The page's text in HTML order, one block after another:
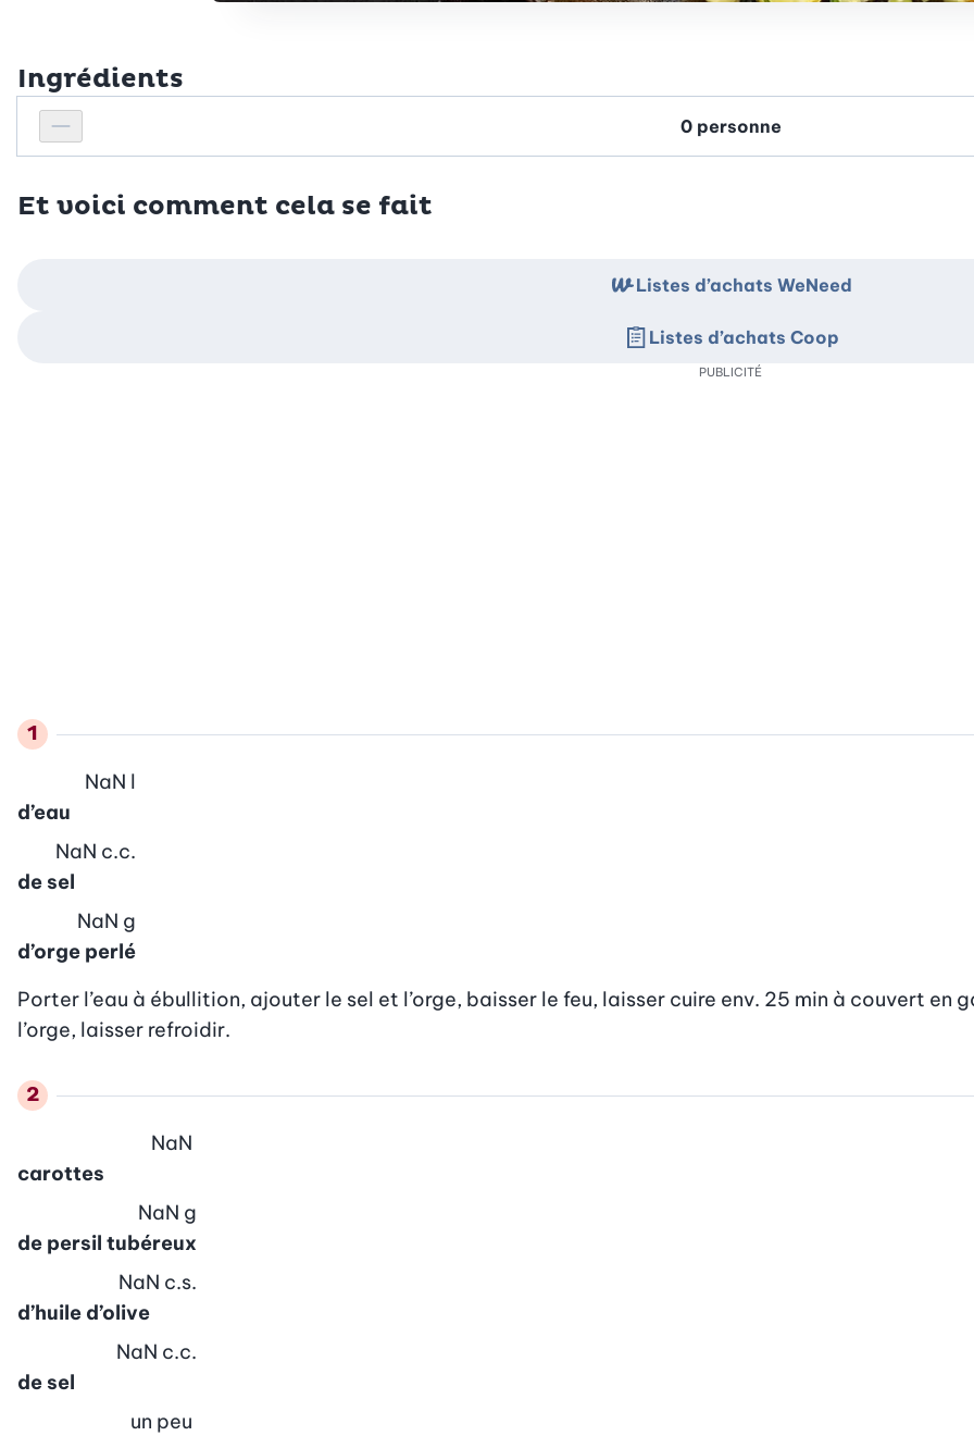
Ingrédients
Réduire le nombre de personnes
Personnes
Et voici comment cela se fait
d’eau
NaN l
de sel
NaN c.c.
d’orge perlé
NaN g
Porter l’eau à ébullition, ajouter le sel et l’orge, baisser le feu, laisser cuire env. 25 min à couvert
l’orge, laisser refroidir.
carottes
NaN
de persil tubéreux
NaN g
d’huile d’olive
NaN c.s.
de sel
NaN c.c.
un peu
Listes d’achats WeNeed
Listes d’achats Coop
PUBLICITÉ